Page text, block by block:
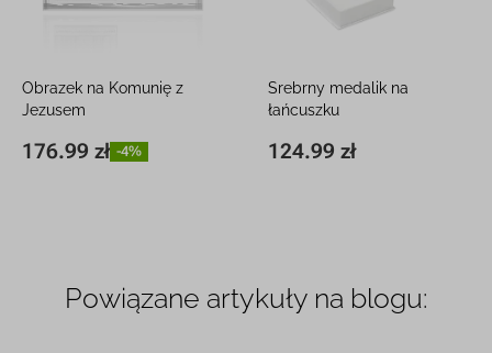
Obrazek na Komunię z
Jezusem
modlitwą z grawerem
176.99 zł -4%
10,5 x 14 cm 176.99 zł
Srebrny medalik na
łańcuszku
grawerem
124.99 zł
19,5 x 13 mm
Powiązane artykuły na blogu: